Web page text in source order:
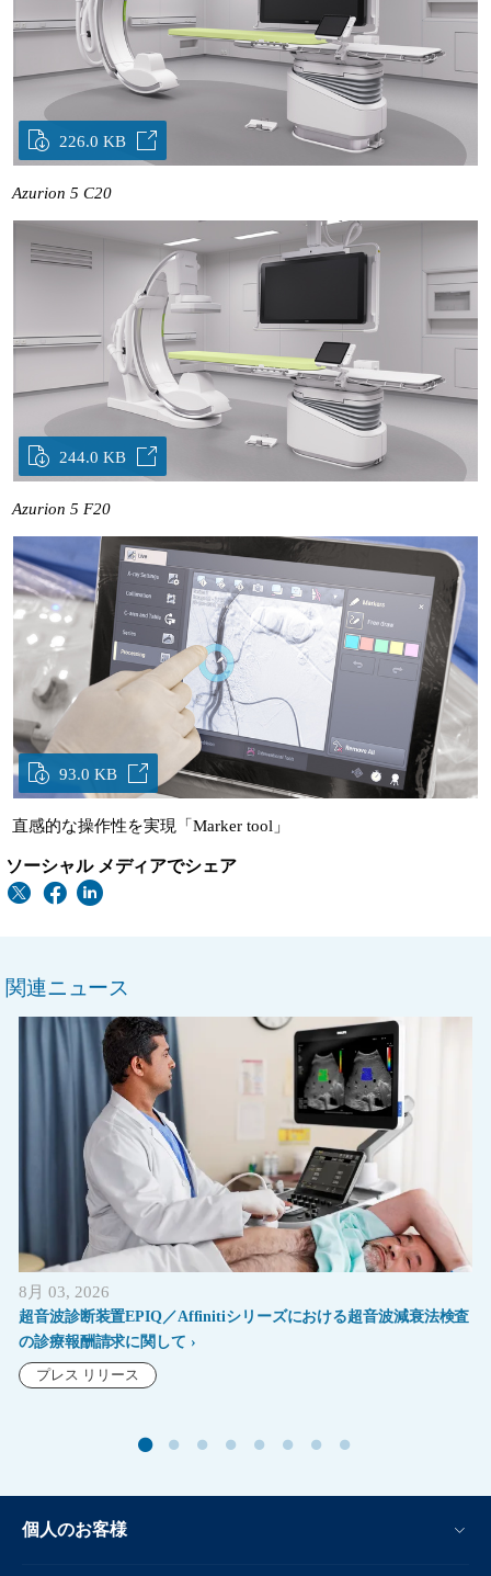
226.0 KB
Azurion 5 C20
244.0 KB
Azurion 5 F20
93.0 KB
直感的な操作性を実現「Marker tool」
ソーシャル メディアでシェア
関連ニュース
8月 03, 2026
超音波診断装置EPIQ／Affinitiシリーズにおける超音波減衰法検査
の診療報酬請求に関して
プレス リリース
個人のお客様